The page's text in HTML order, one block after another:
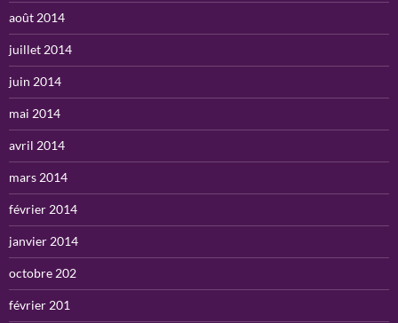
août 2014
juillet 2014
juin 2014
mai 2014
avril 2014
mars 2014
février 2014
janvier 2014
octobre 202
février 201